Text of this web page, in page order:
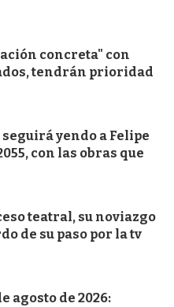
concreta" con
tendrán prioridad
yendo a Felipe
con las obras que
teatral, su noviazgo
de su paso por la tv
agosto de 2026: